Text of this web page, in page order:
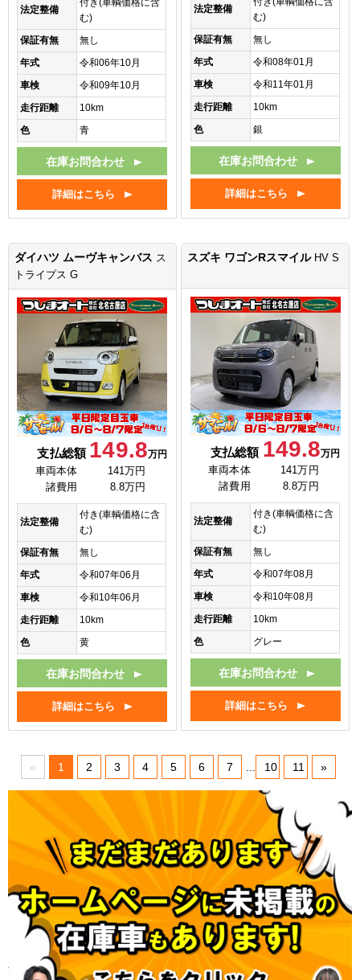
法定整備
む)
保証有無
無し
年式
令和06年10月
車検
令和09年10月
走行距離
10km
色
青
在庫お問合わせ
詳細はこちら
法定整備
む)
保証有無
無し
年式
令和08年01月
車検
令和11年01月
走行距離
10km
色
銀
在庫お問合わせ
詳細はこちら
ダイハツ ムーヴキャンバス ス
トライプス G
支払総額 149.8万円
車両本体
141万円
諸費用
8.8万円
法定整備
付き(車輌価格に含
む)
保証有無
無し
年式
令和07年06月
車検
令和10年06月
走行距離
10km
色
黄
在庫お問合わせ
詳細はこちら
スズキ ワゴンRスマイル HV S
支払総額 149.8万円
車両本体
141万円
諸費用
8.8万円
法定整備
付き(車輌価格に含
む)
保証有無
無し
年式
令和07年08月
車検
令和10年08月
走行距離
10km
色
グレー
在庫お問合わせ
詳細はこちら
« 1 2 3 4 5 6 7 10 11 »